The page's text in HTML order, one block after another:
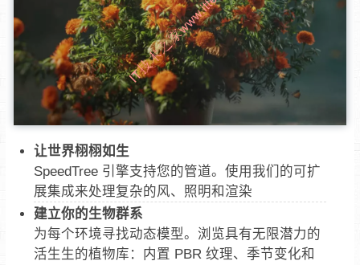
让世界栩栩如生
SpeedTree 引擎支持您的管道。使用我们的可扩
展集成来处理复杂的风、照明和渲染
建立你的生物群系
为每个环境寻找动态模型。浏览具有无限潜力的
活生生的植物库：内置 PBR 纹理、季节变化和